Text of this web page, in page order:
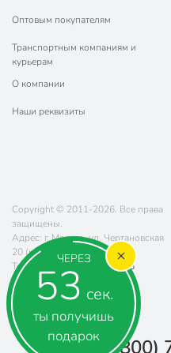
ЧЕРЕЗ
52 сек.
ты получишь
подарок
Оптовым покупателям
Транспортным компаниям и
курьерам
О компании
Наши реквизиты
Copyright © 2011-2026. Все права
защищены.
Адрес: г. Москва, ул. Чертановская
20 (метро Южная)
Телефон:
8 (800) 770-77-06
Почта:sales@poryadok.ru
8 (800)